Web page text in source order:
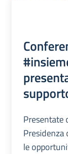
Presentate
Presidenza
le